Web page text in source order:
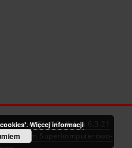
DInGO dLibra 6.3.21
Centrum Superkomputerowo-
Więcej informacji